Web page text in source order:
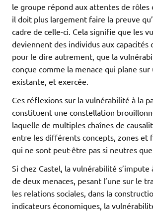
le groupe répond aux attentes de rôles
il doit plus largement faire la preuve
cadre de celle-ci. Cela signifie que les
deviennent des individus aux capacités
pour le dire autrement, que la
conçue comme la menace qui plane sur
existante, et exercée.
Ces réflexions sur la vulnérabilité à la
constituent une constellation
laquelle de multiples chaînes de
entre les différents concepts, zones et
qui ne sont peut-être pas si neutres que
Si chez Castel, la vulnérabilité s’impute
de deux menaces, pesant l’une sur le
les relations sociales, dans la
indicateurs économiques, la